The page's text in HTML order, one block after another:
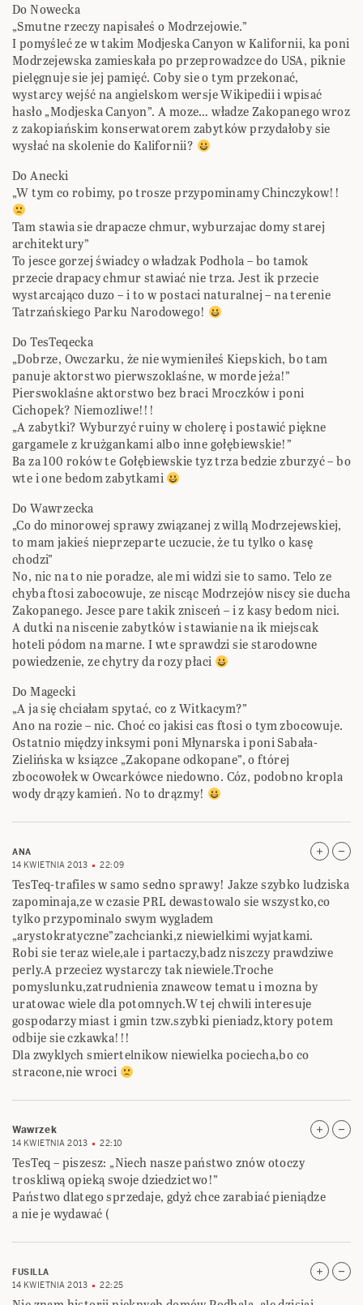
Do Nowecka
„Smutne rzeczy napisałeś o Modrzejowie.”
I pomyśleć ze w takim Modjeska Canyon w Kalifornii, ka poni
Modrzejewska zamieskała po przeprowadzce do USA, piknie
pielęgnuje sie jej pamięć. Coby sie o tym przekonać,
wystarcy wejść na angielskom wersje Wikipedii i wpisać
hasło „Modjeska Canyon”. A moze… władze Zakopanego wroz
z zakopiańskim konserwatorem zabytków przydałoby sie
wysłać na skolenie do Kalifornii?
Do Anecki
„W tym co robimy, po trosze przypominamy Chinczykow!!
Tam stawia sie drapacze chmur, wyburzajac domy starej
architektury”
To jesce gorzej świadcy o władzak Podhola – bo tamok
przecie drapacy chmur stawiać nie trza. Jest ik przecie
wystarcająco duzo – i to w postaci naturalnej – na terenie
Tatrzańskiego Parku Narodowego!
Do TesTeqecka
„Dobrze, Owczarku, że nie wymieniłeś Kiepskich, bo tam
panuje aktorstwo pierwszoklaśne, w morde jeża!”
Pierswoklaśne aktorstwo bez braci Mroczków i poni
Cichopek? Niemozliwe!!!
„A zabytki? Wyburzyć ruiny w cholerę i postawić piękne
gargamele z krużgankami albo inne gołębiewskie!”
Ba za 100 roków te Gołębiewskie tyz trza bedzie zburzyć – bo
wte i one bedom zabytkami
Do Wawrzecka
„Co do minorowej sprawy związanej z willą Modrzejewskiej,
to mam jakieś nieprzeparte uczucie, że tu tylko o kasę
chodzi”
No, nic na to nie poradze, ale mi widzi sie to samo. Telo ze
chyba ftosi zabocowuje, ze niscąc Modrzejów niscy sie ducha
Zakopanego. Jesce pare takik znisceń – i z kasy bedom nici.
A dutki na niscenie zabytków i stawianie na ik miejscak
hoteli pódom na marne. I wte sprawdzi sie starodowne
powiedzenie, ze chytry da rozy płaci
Do Magecki
„A ja się chciałam spytać, co z Witkacym?”
Ano na rozie – nic. Choć co jakisi cas ftosi o tym zbocowuje.
Ostatnio między inksymi poni Młynarska i poni Sabała-
Zielińska w ksiązce „Zakopane odkopane”, o ftórej
zbocowołek w Owcarkówce niedowno. Cóz, podobno kropla
wody drązy kamień. No to drązmy!
ANA
14 KWIETNIA 2013
22:09
TesTeq-trafiles w samo sedno sprawy! Jakze szybko ludziska
zapominaja,ze w czasie PRL dewastowalo sie wszystko,co
tylko przypominalo swym wygladem
„arystokratyczne”zachcianki,z niewielkimi wyjatkami.
Robi sie teraz wiele,ale i partaczy,badz niszczy prawdziwe
perly.A przeciez wystarczy tak niewiele.Troche
pomyslunku,zatrudnienia znawcow tematu i mozna by
uratowac wiele dla potomnych.W tej chwili interesuje
gospodarzy miast i gmin tzw.szybki pieniadz,ktory potem
odbije sie czkawka!!!
Dla zwyklych smiertelnikow niewielka pociecha,bo co
stracone,nie wroci
Wawrzek
14 KWIETNIA 2013 22:10
TesTeq – piszesz: „Niech nasze państwo znów otoczy
troskliwą opieką swoje dziedzictwo!”
Państwo dlatego sprzedaje, gdyż chce zarabiać pieniądze
a nie je wydawać (
FUSILLA
14 KWIETNIA 2013
22:25